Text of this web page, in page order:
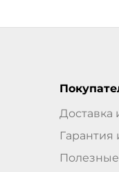
Доставка
Гарантия